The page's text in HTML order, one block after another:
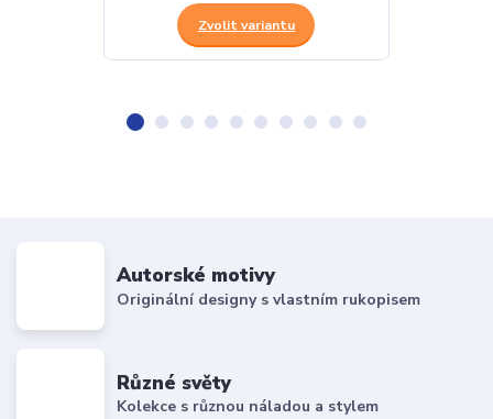
Zvolit variantu
Autorské motivy
Originální designy s vlastním rukopisem
Různé světy
Kolekce s různou náladou a stylem